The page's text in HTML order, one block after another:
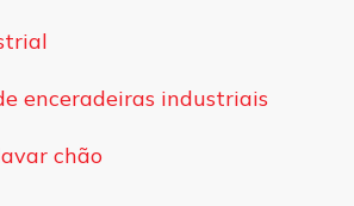
enceradeiras industriais
chão